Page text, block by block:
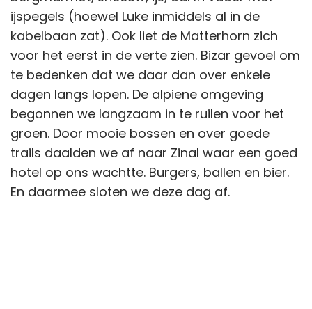
ijspegels (hoewel Luke inmiddels al in de
kabelbaan zat). Ook liet de Matterhorn zich
voor het eerst in de verte zien. Bizar gevoel om
te bedenken dat we daar dan over enkele
dagen langs lopen. De alpiene omgeving
begonnen we langzaam in te ruilen voor het
groen. Door mooie bossen en over goede
trails daalden we af naar Zinal waar een goed
hotel op ons wachtte. Burgers, ballen en bier.
En daarmee sloten we deze dag af.